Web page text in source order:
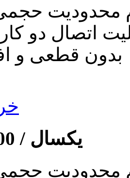
محدودیت
اتصال دو
بدون قطعی و
یکسال /
محدودیت